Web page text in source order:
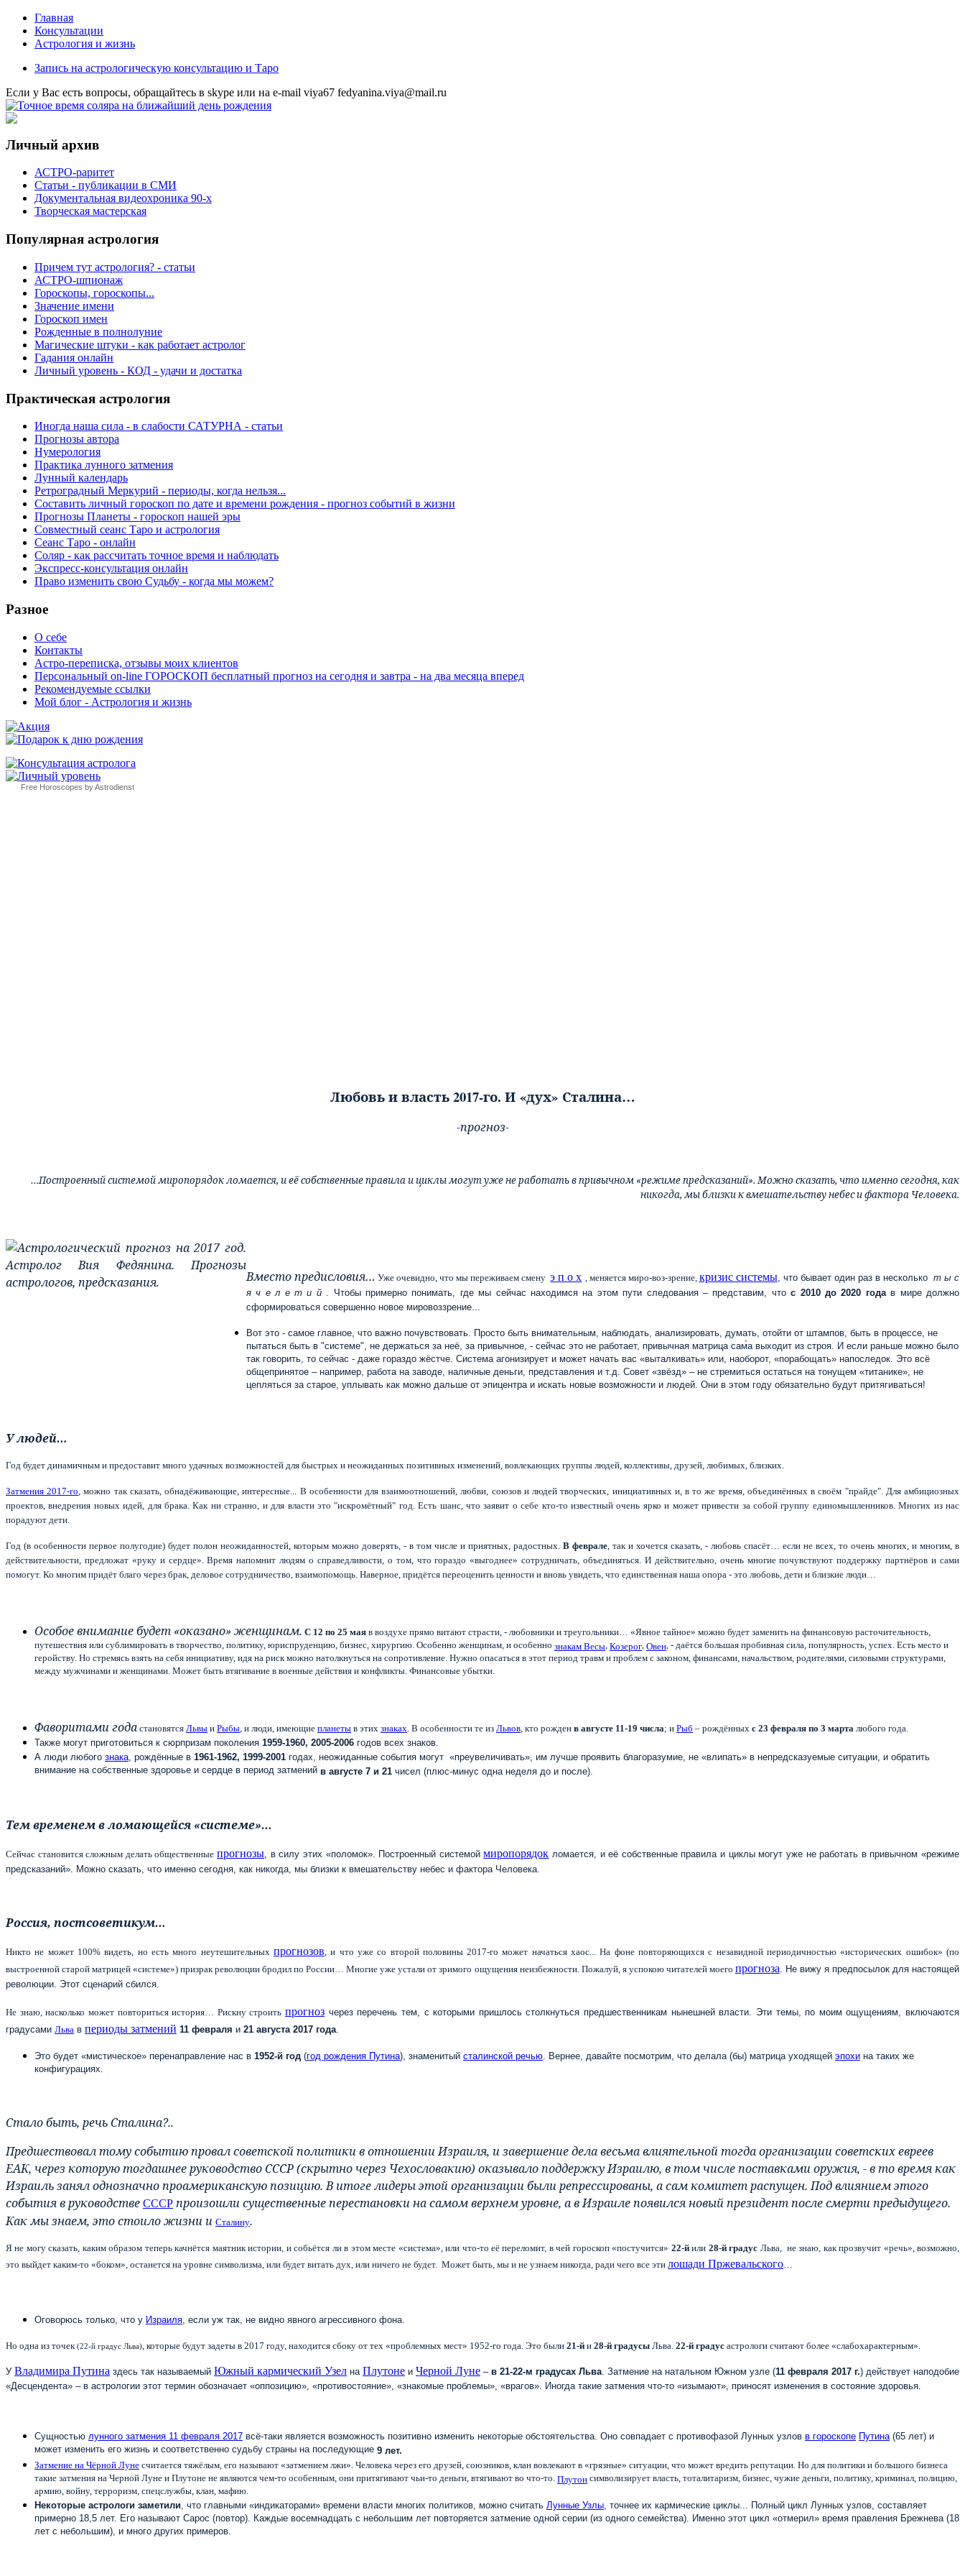
Главная
Консультации
Астрология и жизнь
Запись на астрологическую консультацию и Таро
Eсли у Вас есть вопросы, обращайтесь в skype или на e-mail viya67 fedyanina.viya@mail.ru
Личный архив
АСТРО-раритет
Cтатьи - публикации в СМИ
Документальная видеохроника 90-х
Творческая мастерская
Популярная астрология
Причем тут астрология? - статьи
АСТРО-шпионаж
Гороскопы, гороскопы...
Значение имени
Гороскоп имен
Рожденные в полнолуние
Магические штуки - как работает астролог
Гадания онлайн
Личный уровень - КОД - удачи и достатка
Практическая астрология
Иногда наша сила - в слабости САТУРНА - статьи
Прогнозы автора
Нумерология
Практика лунного затмения
Лунный календарь
Ретроградный Меркурий - периоды, когда нельзя...
Составить личный гороскоп по дате и времени рождения - прогноз событий в жизни
Прогнозы Планеты - гороскоп нашей эры
Совместный сеанс Таро и астрология
Сеанс Таро - онлайн
Соляр - как рассчитать точное время и наблюдать
Экспресс-консультация онлайн
Право изменить свою Судьбу - когда мы можем?
Разное
О себе
Контакты
Астро-переписка, отзывы моих клиентов
Персональный on-line ГОРОСКОП бесплатный прогноз на сегодня и завтра - на два месяца вперед
Рекомендуемые ссылки
Мой блог - Астрология и жизнь
Free Horoscopes by Astrodienst
Любовь и власть 2017-го. И «дух»Сталина…
-прогноз-
…Построенный системой миропорядок ломается, и её собственные правила и циклы могут уже не работать в привычном «режиме предсказаний». Можно сказать, что именно сегодня, как
никогда, мы близки к вмешательству небес и фактора Человека.
Вместо предисловия… Уже очевидно, что мы переживаем сменуэ п о х , меняется миро-воз-зрение, кризис системы, что бывает один раз в несколько т ы с
я ч е л е т и й
. Чтобы примерно понимать, где мы сейчас находимся на этом пути следования – представим, чтос 2010 до 2020 года в мире должно
сформироваться совершенно новое мировоззрение...
Вот это - самое главное, что важно почувствовать. Просто быть внимательным, наблюдать, анализировать, думать, отойти от штампов, быть в процессе, не
пытаться быть в "системе", не держаться за неё, за привычное, - сейчас это не работает, привычная матрица сам̀а выходит из строя. И если раньше можно было
так говорить, то сейчас - даже гораздо жёстче. Система агонизирует и может начать вас «выталкивать» или, наоборот, «порабощать» напоследок. Это всё
общепринятое – например, работа на заводе, наличные деньги, представления и т.д. Совет «звёзд» – не стремиться остаться на тонущем «титанике», не
цепляться за старое, уплывать как можно дальше от эпицентра и искать новые возможности и людей. Они в этом году обязательно будут притягиваться!
У людей…
Год будет динамичным и предоставит много удачных возможностей для быстрых и неожиданных позитивных изменений, вовлекающих группы людей, коллективы, друзей, любимых, близких.
Затмения 2017-го , можно так сказать, обнадёживающие, интересные... В особенности для взаимоотношений, любви, союзов и людей творческих, инициативных и, в то же время, объединённых в своём "прайде". Для амбициозных
проектов, внедрения новых идей, для брака. Как ни странно, и для власти это "искромётный" год. Есть шанс, что заявит о себе кто-то известный очень ярко и может привести за собой группу единомышленников. Многих из нас
порадуют дети.
Год (в особенности первое полугодие) будет полон неожиданностей, которым можно доверять, - в том числе и приятных, радостных. В феврале , так и хочется сказать, - любовь спасёт… если не всех, то очень многих, и многим, в
действительности, предложат «руку и сердце». Времянапомнит людям о справедливости, о том, что гораздо «выгоднее» сотрудничать, объединяться. И действительно, очень многие почувствуют поддержку партнёров и сами
помогут. Ко многим придёт благо через брак, деловое сотрудничество, взаимопомощь. Наверное, придётся переоценить ценности и вновь увидеть, что единственная наша опора - это любовь, дети и близкие люди…
Особое внимание будет «оказано» женщинам. С 12 по 25 мая в воздухе прямо витают страсти, - любовники и треугольники… «Явное тайное» можно будет заменить на финансовую расточительность,
путешествия или сублимировать в творчество, политику, юриспруденцию, бизнес, хирургию. Особенно женщинам, и особенно знакам Весы, Козерог, Овен, - даётся большая пробивная сила, популярность, успех. Есть место и
геройству. Но стремясь взять на себя инициативу, идя на риск можно натолкнуться на сопротивление. Нужно опасаться в этот период травм и проблем с законом, финансами, начальством, родителями, силовыми структурами,
между мужчинами и женщинами. Может быть втягивание в военные действия и конфликты. Финансовые убытки.
Фаворитами года становятся Львы и Рыбы , и люди, имеющие планеты в этих знаках . В особенности те из Львов , кто рожден в августе 11-19 числа; и Рыб – рождённых с 23 февраля по 3 марта любого года.
Также могут приготовиться к сюрпризам поколения 1959-1960, 2005-2006 годов всех знаков.
А люди любого знака , рождённые в 1961-1962, 1999-2001 годах, неожиданные события могут «преувеличивать», им лучше проявить благоразумие, не «влипать» в непредсказуемые ситуации, и обратить
внимание на собственные здоровье и сердце в период затмений в августе 7 и 21 чисел (плюс-минус одна неделя до и после).
Тем временем в ломающейся «системе»…
Сейчас становится сложным делать общественныепрогнозы , в силу этих «поломок». Построенный системоймиропорядок ломается, и её собственные правила и циклы могут уже не работать в привычном «режиме
предсказаний». Можно сказать, что именно сегодня, как никогда, мы близки к вмешательству небес и фактора Человека.
Россия, постсоветикум…
Никто не может 100% видеть, но есть много неутешительных прогнозов , и что уже со второй половины 2017-го может начаться хаос... На фоне повторяющихся с незавидной периодичностью «исторических ошибок» (по
выстроенной старой матрицей «системе») призрак революции бродил по России… Многие уже устали от зримого ощущения неизбежности. Пожалуй, я успокою читателей моего прогноза . Не вижу я предпосылок для настоящей
революции. Этот сценарий сбился.
Не знаю, насколько может повториться история… Рискну строить прогноз через перечень тем, с которыми пришлось столкнуться предшественникам нынешней власти. Эти темы, по моим ощущениям, включаются
градусами Льва в периоды затмений 11 февраля и 21 августа 2017 года
Это будет «мистическое» перенаправление нас в 1952-й год (год рождения Путина), знаменитый сталинской речью . Вернее, давайте посмотрим, что делала (бы) матрица уходящей эпохи на таких же
конфигурациях.
Стало быть, речь Сталина?..
Предшествовал тому событию провал советской политики в отношении Израиля, и завершение дела весьма влиятельной тогда организации советских евреев
ЕАК, через которую тогдашнее руководство СССР (скрытно через Чехословакию) оказывало поддержку Израилю, в том числе поставками оружия, - в то время как
Израиль занял однозначно проамериканскую позицию. В итоге лидеры этой организации были репрессированы, а сам комитет распущен. Под влиянием этого
события в руководстве СССР произошли существенные перестановки на самом верхнем уровне, а в Израиле появился новый президент после смерти предыдущего.
Как мы знаем, это стоило жизни и Сталину.
Я не могу сказать, каким образом теперь качнётся маятник истории, и собьётся ли в этом месте «система», или что-то её переломит, в чей гороскоп «постучится» 22-йили 28-й градус Льва, не знаю, как прозвучит «речь», возможно,
это выйдет каким-то «боком», останется на уровне символизма, или будет витать дух, или ничего не будет. Может быть, мы и не узнаем никогда, ради чего все эти лошади Пржевальского
Оговорюсь только, что у Израиля , если уж так, не видно явного агрессивного фона.
Но одна из точек (22-й градус Льва) , которые будут задеты в 2017 году, находится сбоку от тех «проблемных мест» 1952-го года. Это были 21-й и 28-й градусы Льва. 22-й градус астрологи считают более «слабохарактерным».
У Владимира Путина здесь так называемый Южный кармический Узел на Плутоне и Черной Луне – в 21-22-м градусах Льва . Затмение на натальном Южном узле (11 февраля 2017 г.) действует наподобие
«Десцендента» – в астрологии этот термин обозначает «оппозицию», «противостояние», «знакомые проблемы», «врагов». Иногда такие затмения что-то «изымают», приносят изменения в состояние здоровья.
Сущностью лунного затмения 11 февраля 2017 всё-таки является возможность позитивно изменить некоторые обстоятельства. Оно совпадает с противофазой Лунных узлов в гороскопе Путина (65 лет) и
может изменить его жизнь и соответственно судьбу страны на последующие 9 лет.
Затмение на Чёрной Луне считается тяжёлым, его называют «затмением лжи». Человека через его друзей, союзников, клан вовлекают в «грязные» ситуации, что может вредить репутации. Но для политики и большого бизнеса
такие затмения на Черной Луне и Плутоне не являются чем-то особенным, они притягивают чьи-то деньги, втягивают во что-то. Плутон символизирует власть, тоталитаризм, бизнес, чужие деньги, политику, криминал, полицию,
армию, войну, терроризм, спецслужбы, клан, мафию.
Некоторые астрологи заметили , что главными «индикаторами» времени власти многих политиков, можно считать Лунные Узлы , точнее их кармические циклы... Полный цикл Лунных узлов, составляет
примерно 18,5 лет. Его называют Сарос (повтор). Каждые восемнадцать с небольшим лет повторяется затмение одной серии (из одного семейства). Именно этот цикл «отмерил» время правления Брежнева (18
лет с небольшим), и много других примеров.